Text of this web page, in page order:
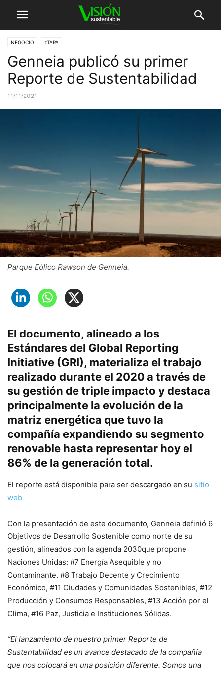
NEGOCIO zTAPA
Genneia publicó su primer
Reporte de Sustentabilidad
11/11/2021
Parque Eólico Rawson de Genneia.
El documento, alineado a los
Estándares del Global Reporting
Initiative (GRI), materializa el trabajo
realizado durante el 2020 a través de
su gestión de triple impacto y destaca
principalmente la evolución de la
matriz energética que tuvo la
compañía expandiendo su segmento
renovable hasta representar hoy el
86% de la generación total.
El reporte está disponible para ser descargado en su sitio
web
Con la presentación de este documento, Genneia definió 6
Objetivos de Desarrollo Sostenible como norte de su
gestión, alineados con la agenda 2030que propone
Naciones Unidas: #7 Energía Asequible y no
Contaminante, #8 Trabajo Decente y Crecimiento
Económico, #11 Ciudades y Comunidades Sostenibles, #12
Producción y Consumos Responsables, #13 Acción por el
Clima, #16 Paz, Justicia e Instituciones Sólidas.
“El lanzamiento de nuestro primer Reporte de
Sustentabilidad es un avance destacado de la compañía
que nos colocará en una posición diferente. Somos una